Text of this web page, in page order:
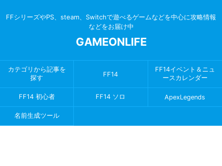
FFシリーズやPS、steam、Switchで遊べるゲームなどを中心に攻略情報
などをお届け中
GAMEONLIFE
カテゴリから記事を
探す
FF14
FF14イベント＆ニュ
ースカレンダー
FF14 初心者 FF14 ソロ ApexLegends
名前生成ツール